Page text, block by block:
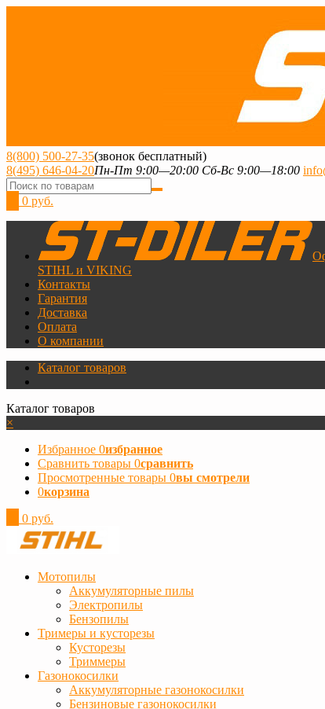
8(800) 500-27-35(звонок бесплатный)
8(495) 646-04-20Пн-Пт 9:00—20:00 Сб-Вс 9:00—18:00
0 руб.
STIHL и VIKING
Контакты
Гарантия
Доставка
Оплата
О компании
Каталог товаров
Каталог товаров
×
Избранное 0избранное
Сравнить товары 0сравнить
Просмотренные товары 0вы смотрели
0корзина
0 руб.
Мотопилы
Аккумуляторные пилы
Электропилы
Бензопилы
Тримеры и кусторезы
Кусторезы
Триммеры
Газонокосилки
Аккумуляторные газонокосилки
Бензиновые газонокосилки